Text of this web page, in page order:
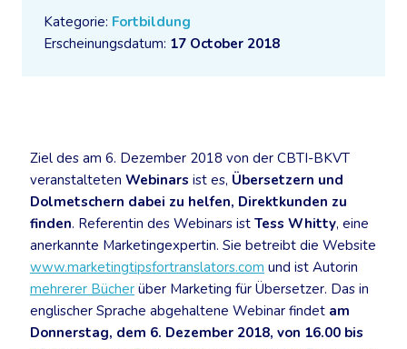
Kategorie: Fortbildung
Erscheinungsdatum: 17 October 2018
Ziel des am 6. Dezember 2018 von der CBTI-BKVT
veranstalteten Webinars ist es, Übersetzern und
Dolmetschern dabei zu helfen, Direktkunden zu
finden. Referentin des Webinars ist Tess Whitty, eine
anerkannte Marketingexpertin. Sie betreibt die Website
www.marketingtipsfortranslators.com und ist Autorin
mehrerer Bücher über Marketing für Übersetzer. Das in
englischer Sprache abgehaltene Webinar findet am
Donnerstag, dem 6. Dezember 2018, von 16.00 bis